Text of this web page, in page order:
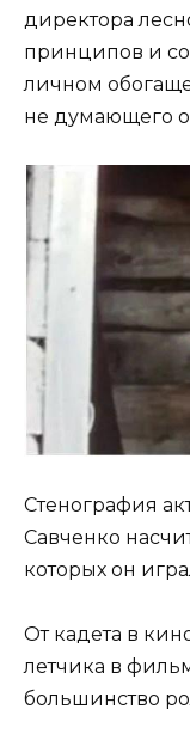
директора
принципов и
личном
не думающего
Стенография
Савченко
которых он
От кадета в
летчика в
большинство